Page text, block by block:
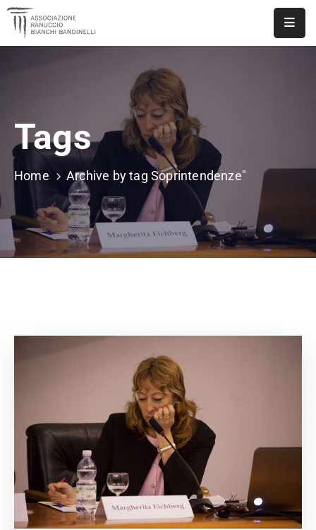
DOCUMENTI
EVENTI
PUBBLICAZIONI
CONTATTI
Tags
Home Archive by tag Soprintendenze"